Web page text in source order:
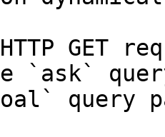
GET
`ask`
query